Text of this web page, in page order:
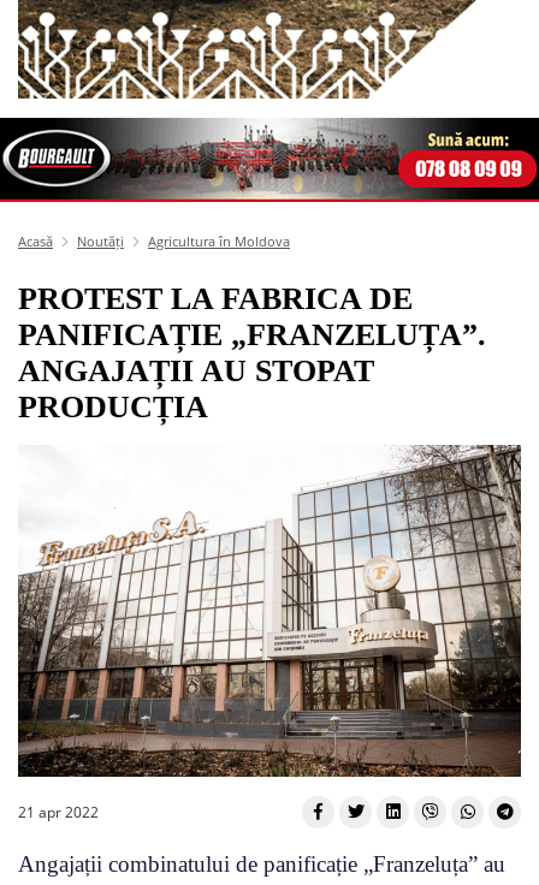
Acasă Noutăți Agricultura în Moldova
PROTEST LA FABRICA DE
PANIFICAȚIE „FRANZELUȚA”.
ANGAJAȚII AU STOPAT
PRODUCȚIA
21 apr 2022
Angajații combinatului de panificație „Franzeluța” au